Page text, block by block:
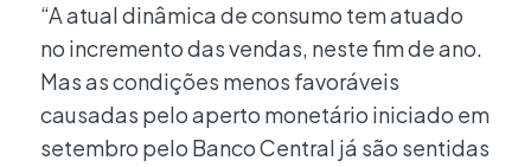
“A atual dinâmica de consumo tem atuado
no incremento das vendas, neste fim de ano.
Mas as condições menos favoráveis
causadas pelo aperto monetário iniciado em
setembro pelo Banco Central já são sentidas